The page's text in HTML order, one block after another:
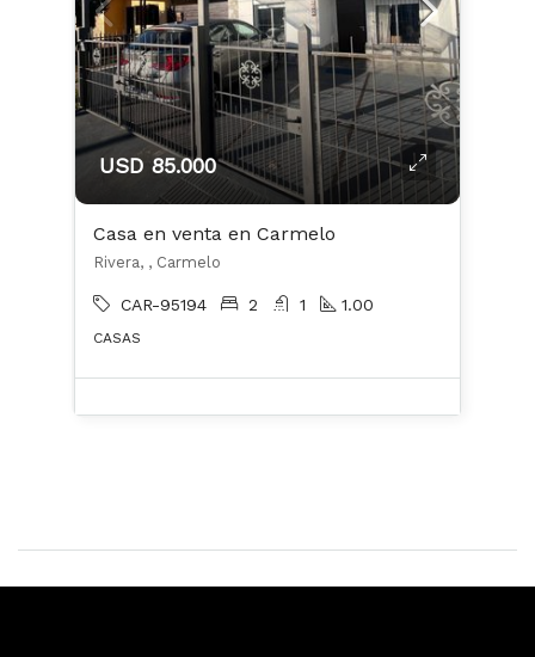
USD 85.000
Casa en venta en Carmelo
Rivera, , Carmelo
CAR-95194 2 1 1.00
CASAS